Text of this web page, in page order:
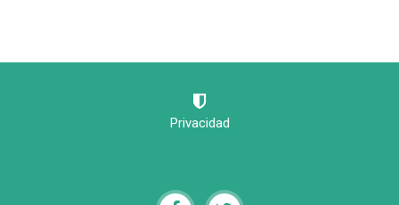
Privacidad